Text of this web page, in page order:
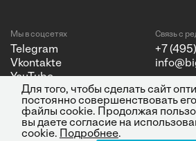
Мы в соцсетях
Telegram
Vkontakte
YouTube
Связь с
+7
Для того, чтобы сделать сайт
постоянно совершенствовать
файлы cookie. Продолжая
вы даете согласие на
cookie.
Подробнее.